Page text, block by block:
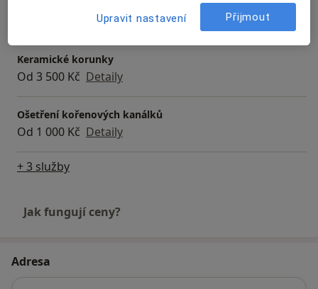
Detaily
Keramické korunky
Od 3 500 Kč Detaily
Ošetření kořenových kanálků
Od 1 000 Kč Detaily
+ 3 služby
Jak fungují ceny?
Adresa
Upravit nastavení Přijmout